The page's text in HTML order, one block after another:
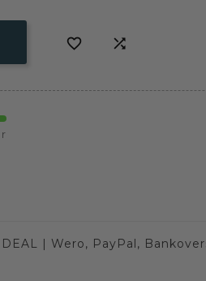
 
| Wero, PayPal,